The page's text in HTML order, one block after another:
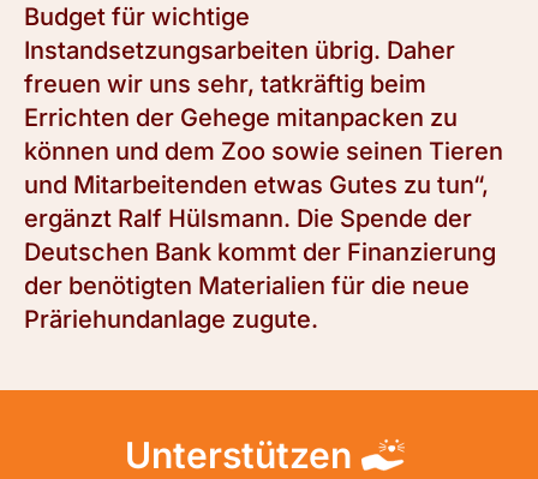
Budget für wichtige
Instandsetzungsarbeiten übrig. Daher
freuen wir uns sehr, tatkräftig beim
Errichten der Gehege mitanpacken zu
können und dem Zoo sowie seinen Tieren
und Mitarbeitenden etwas Gutes zu tun“,
ergänzt Ralf Hülsmann. Die Spende der
Deutschen Bank kommt der Finanzierung
der benötigten Materialien für die neue
Präriehundanlage zugute.
Unterstützen